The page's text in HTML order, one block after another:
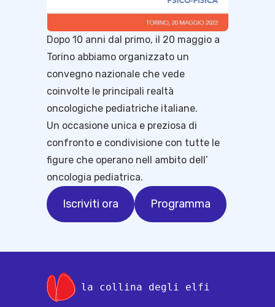
Dopo 10 anni dal primo, il 20 maggio a
Torino abbiamo organizzato un
convegno nazionale che vede
coinvolte le principali realtà
oncologiche pediatriche italiane.
Un occasione unica e preziosa di
confronto e condivisione con tutte le
figure che operano nell ambito dell’
oncologia pediatrica.
Iscriviti ora Programma
la collina degli elfi